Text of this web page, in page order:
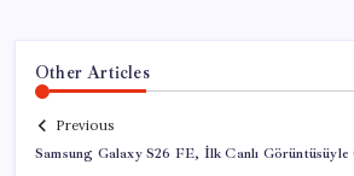
Other Articles
Previous
Samsung Galaxy S26 FE, İlk Canlı Görüntüsüyle